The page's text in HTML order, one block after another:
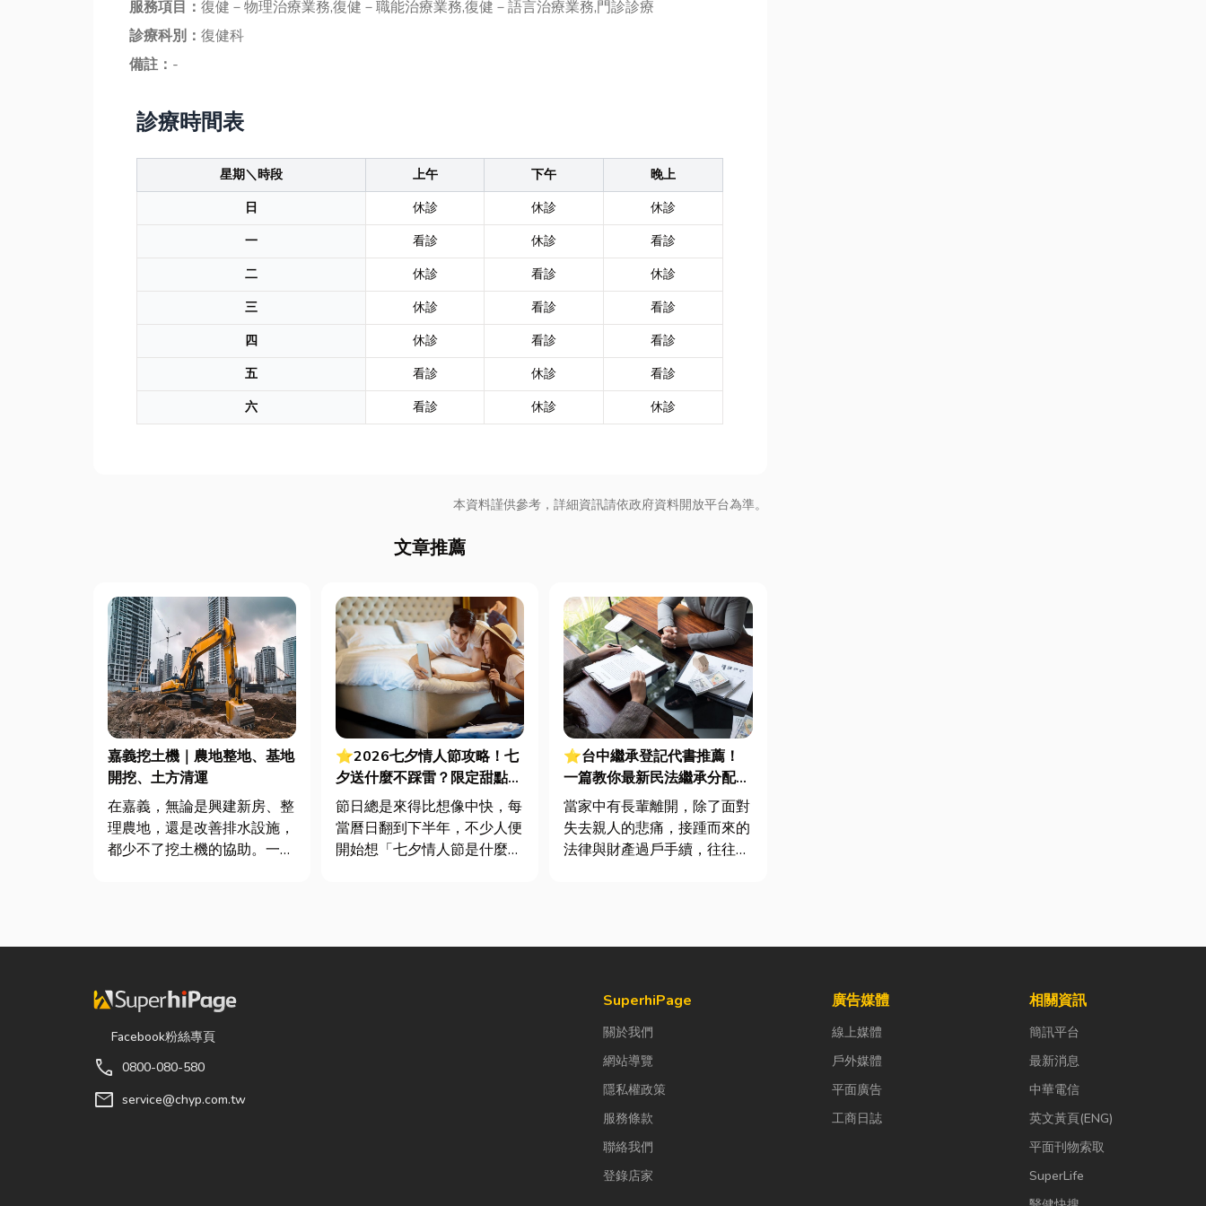
服務項目： 復健－物理治療業務,復健－職能治療業務,復健－語言治療業務,門診診療
診療科別： 復健科
備註： -
診療時間表
星期＼時段 上午 下午
晚上
日
休診 休診
休診
一
看診 休診
看診
二
休診 看診
休診
三
休診 看診
看診
四
休診 看診
看診
五
看診 休診
看診
六
看診 休診 休診
本資料謹供參考，詳細資訊請依政府資料開放平台為準。
文章推薦
嘉義挖土機｜農地整地、基地
開挖、土方清運
在嘉義，無論是興建新房、整
理農地，還是改善排水設施，
都少不了挖土機的協助。一台
早已成為...
⭐2026七夕情人節攻略！七
夕送什麼不踩雷？限定甜點哪
裡買？台中甜點推薦一次看！
節日總是來得比想像中快，每
當曆日翻到下半年，不少人便
開始想「七夕情人節是什麼時
⭐台中繼承登記代書推薦！
一篇教你最新民法繼承分配怎
麼算？地政士解析辦理流程、
費用與避坑指南！
當家中有長輩離開，除了面對
失去親人的悲痛，接踵而來的
法律與財產過戶手續，往往讓
產分配，到底...
Facebook粉絲專頁
call 0800-080-580
mail service@chyp.com.tw
SuperhiPage
關於我們
網站導覽
隱私權政策
服務條款
聯絡我們
登錄店家
廣告媒體
線上媒體
戶外媒體
平面廣告
工商日誌
相關資訊
簡訊平台
最新消息
中華電信
英文黃頁(ENG)
平面刊物索取
SuperLife